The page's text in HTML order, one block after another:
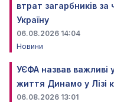
втрат загарбників за
Україну
06.08.2026 14:04
Новини
УЄФА назвав важливі
життя Динамо у Лізі
06.08.2026 13:01